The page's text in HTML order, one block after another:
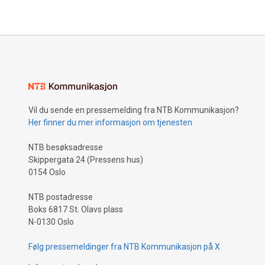
Vil du sende en pressemelding fra NTB Kommunikasjon?
Her finner du mer informasjon om tjenesten
NTB besøksadresse
Skippergata 24 (Pressens hus)
0154 Oslo
NTB postadresse
Boks 6817 St. Olavs plass
N-0130 Oslo
Følg pressemeldinger fra NTB Kommunikasjon på X